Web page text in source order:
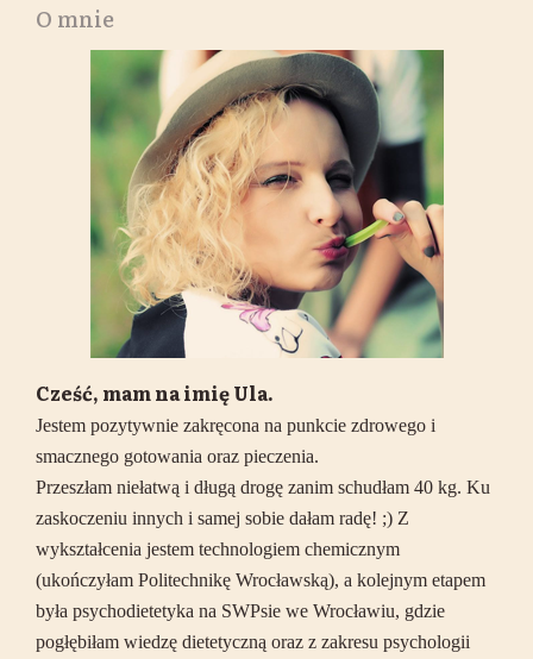
O mnie
Cześć, mam na imię Ula.
Jestem pozytywnie zakręcona na punkcie zdrowego i
smacznego gotowania oraz pieczenia.
Przeszłam niełatwą i długą drogę zanim schudłam 40 kg. Ku
zaskoczeniu innych i samej sobie dałam radę! ;) Z
wykształcenia jestem technologiem chemicznym
(ukończyłam Politechnikę Wrocławską), a kolejnym etapem
była psychodietetyka na SWPsie we Wrocławiu, gdzie
pogłębiłam wiedzę dietetyczną oraz z zakresu psychologii